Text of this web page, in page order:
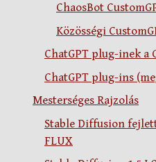
ChaosBot
Közösségi
ChatGPT plug-inek a
ChatGPT plug-ins
Mesterséges Rajzolás
Stable Diffusion
FLUX